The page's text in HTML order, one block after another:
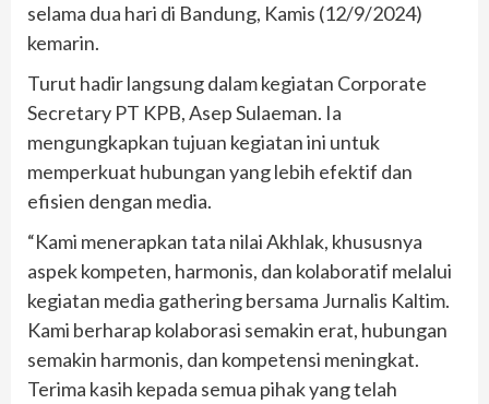
selama dua hari di Bandung, Kamis (12/9/2024)
kemarin.
Turut hadir langsung dalam kegiatan Corporate
Secretary PT KPB, Asep Sulaeman. Ia
mengungkapkan tujuan kegiatan ini untuk
memperkuat hubungan yang lebih efektif dan
efisien dengan media.
“Kami menerapkan tata nilai Akhlak, khususnya
aspek kompeten, harmonis, dan kolaboratif melalui
kegiatan media gathering bersama Jurnalis Kaltim.
Kami berharap kolaborasi semakin erat, hubungan
semakin harmonis, dan kompetensi meningkat.
Terima kasih kepada semua pihak yang telah